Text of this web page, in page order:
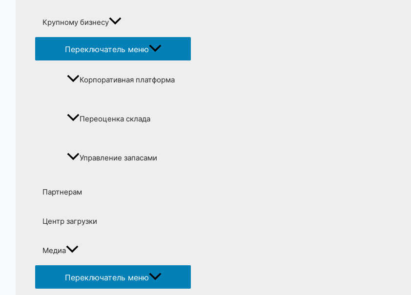
Крупному бизнесу
Переключатель меню
Корпоративная платформа
Переоценка склада
Управление запасами
Партнерам
Центр загрузки
Медиа
Переключатель меню